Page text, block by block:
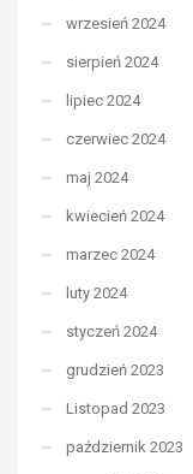
wrzesień 2024
sierpień 2024
lipiec 2024
czerwiec 2024
maj 2024
kwiecień 2024
marzec 2024
luty 2024
styczeń 2024
grudzień 2023
Listopad 2023
październik 2023